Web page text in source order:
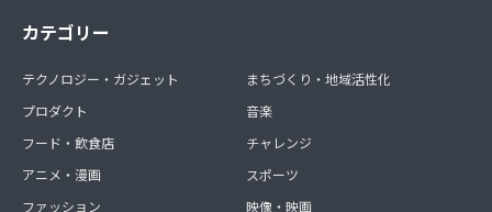
カテゴリー
テクノロジー・ガジェット
プロダクト
フード・飲食店
アニメ・漫画
ファッション
まちづくり・地域活性化
音楽
チャレンジ
スポーツ
映像・映画